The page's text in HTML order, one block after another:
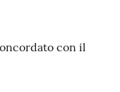
con il